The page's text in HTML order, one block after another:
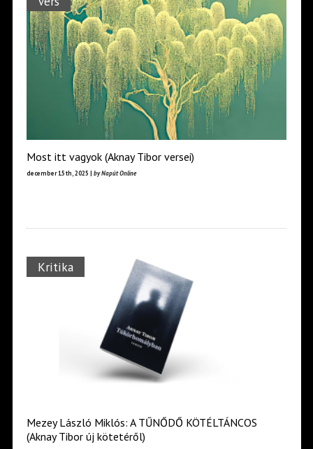
Most itt vagyok (Aknay Tibor versei)
december 15th, 2025 | by Napút Online
Kritika
Mezey László Miklós: A TŰNŐDŐ KÖTÉLTÁNCOS
(Aknay Tibor új kötetéről)